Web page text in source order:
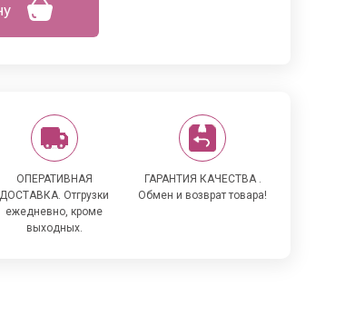
ОПЕРАТИВНАЯ
ДОСТАВКА. Отгрузки
ежедневно, кроме
выходных.
ГАРАНТИЯ КАЧЕСТВА .
Обмен и возврат товара!